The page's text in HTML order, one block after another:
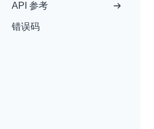
API 参考
错误码